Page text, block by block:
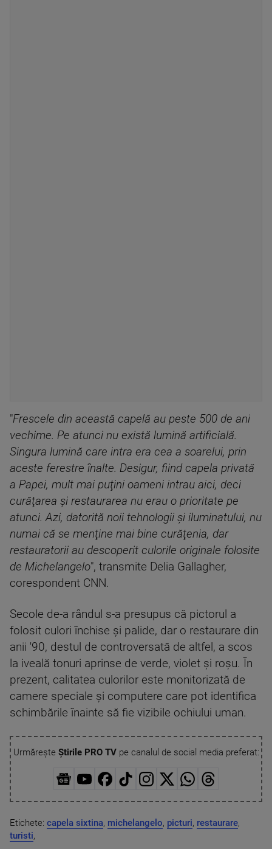
"Frescele din această capelă au peste 500 de ani
vechime. Pe atunci nu există lumină artificială.
Singura lumină care intra era cea a soarelui, prin
aceste ferestre înalte. Desigur, fiind capela privată
a Papei, mult mai puţini oameni intrau aici, deci
curăţarea şi restaurarea nu erau o prioritate pe
atunci. Azi, datorită noii tehnologii şi iluminatului, nu
numai că se menţine mai bine curăţenia, dar
restauratorii au descoperit culorile originale folosite
de Michelangelo", transmite Delia Gallagher,
corespondent CNN.
Secole de-a rândul s-a presupus că pictorul a
folosit culori închise şi palide, dar o restaurare din
anii '90, destul de controversată de altfel, a scos
la iveală tonuri aprinse de verde, violet şi roşu. În
prezent, calitatea culorilor este monitorizată de
camere speciale şi computere care pot identifica
schimbările înainte să fie vizibile ochiului uman.
Urmărește Știrile PRO TVpe canalul de social media preferat:
Etichete: capela sixtina, michelangelo, picturi, restaurare,
turisti,